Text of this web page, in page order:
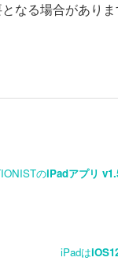
なる場合がありま
のiPadアプリ
iPadは